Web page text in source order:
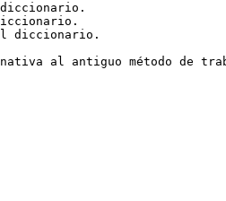
diccionario.